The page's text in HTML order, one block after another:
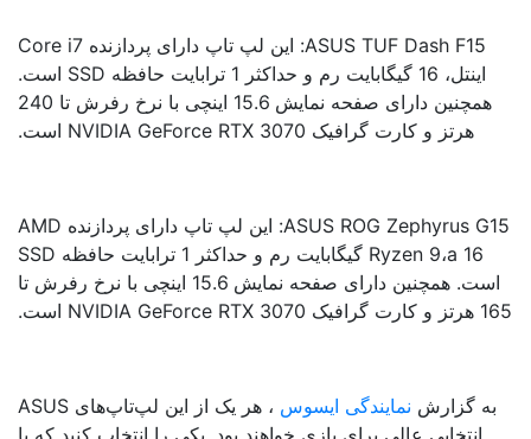
ASUS TUF Dash F15: این لپ تاپ دارای پردازنده Core i7
اینتل، 16 گیگابایت رم و حداکثر 1 ترابایت حافظه SSD است.
همچنین دارای صفحه نمایش 15.6 اینچی با نرخ رفرش تا 240
هرتز و کارت گرافیک NVIDIA GeForce RTX 3070 است.
ASUS ROG Zephyrus G15: این لپ تاپ دارای پردازنده AMD
Ryzen 9،a 16 گیگابایت رم و حداکثر 1 ترابایت حافظه SSD
است. همچنین دارای صفحه نمایش 15.6 اینچی با نرخ رفرش تا
به گزارش نمایندگی ایسوس
، هر یک از این لپ‌تاپ‌های ASUS